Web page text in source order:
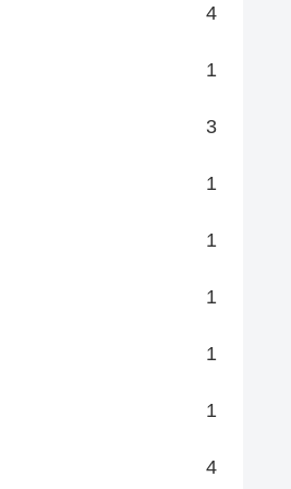
4
1
3
1
1
1
1
1
4